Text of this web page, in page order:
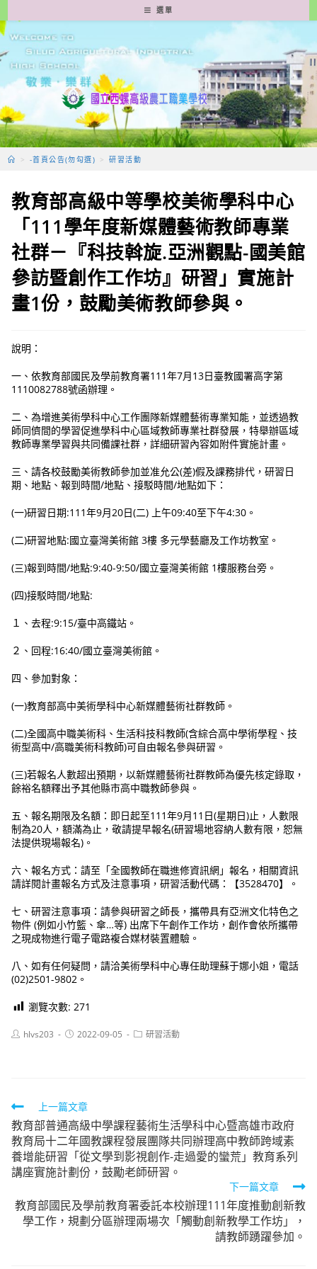
轉
至
要
容
選單
> -首頁公告(勿勾選) > 研習活動
教育部高級中等學校美術學科中心
「111學年度新媒體藝術教師專業
社群－『科技斡旋.亞洲觀點-國美館
參訪暨創作工作坊』研習」實施計
畫1份，鼓勵美術教師參與。
說明：
一、依教育部國民及學前教育署111年7月13日臺教國署高字第
1110082788號函辦理。
二、為增進美術學科中心工作團隊新媒體藝術專業知能，並透過教
師同儕間的學習促進學科中心區域教師專業社群發展，特舉辦區域
教師專業學習與共同備課社群，詳細研習內容如附件實施計畫。
三、請各校鼓勵美術教師參加並准允公(差)假及課務排代，研習日
期、地點、報到時間/地點、接駁時間/地點如下：
(一)研習日期:111年9月20日(二) 上午09:40至下午4:30。
(二)研習地點:國立臺灣美術館 3樓 多元學藝廳及工作坊教室。
(三)報到時間/地點:9:40-9:50/國立臺灣美術館 1樓服務台旁。
(四)接駁時間/地點:
１、去程:9:15/臺中高鐵站。
２、回程:16:40/國立臺灣美術館。
四、參加對象：
(一)教育部高中美術學科中心新媒體藝術社群教師。
(二)全國高中職美術科、生活科技科教師(含綜合高中學術學程、技
術型高中/高職美術科教師)可自由報名參與研習。
(三)若報名人數超出預期，以新媒體藝術社群教師為優先核定錄取，
餘裕名額釋出予其他縣市高中職教師參與。
五、報名期限及名額：即日起至111年9月11日(星期日)止，人數限
制為20人，額滿為止，敬請提早報名(研習場地容納人數有限，恕無
法提供現場報名)。
六、報名方式：請至「全國教師在職進修資訊網」報名，相關資訊
請詳閱計畫報名方式及注意事項，研習活動代碼：【3528470】。
七、研習注意事項：請參與研習之師長，攜帶具有亞洲文化特色之
物件 (例如小竹籃、傘…等) 出席下午創作工作坊，創作會依所攜帶
之現成物進行電子電路複合媒材裝置體驗。
八、如有任何疑問，請洽美術學科中心專任助理蘇于娜小姐，電話
(02)2501-9802。
瀏覽次數: 271
Posthlvs203
Post2022-09-05
Post研習活動
Read
more
articles
上一篇文章
教育部普通高級中學課程藝術生活學科中心暨高雄市政府
教育局十二年國教課程發展團隊共同辦理高中教師跨域素
養增能研習「從文學到影視創作-走過愛的蠻荒」教育系列
講座實施計劃份，鼓勵老師研習。
下一篇文章
教育部國民及學前教育署委託本校辦理111年度推動創新教
學工作，規劃分區辦理兩場次「觸動創新教學工作坊」，
請教師踴躍參加。